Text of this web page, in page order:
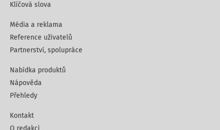
Klíčová slova
Média a reklama
Reference uživatelů
Partnerství, spolupráce
Nabídka produktů
Nápověda
Přehledy
Kontakt
O redakci